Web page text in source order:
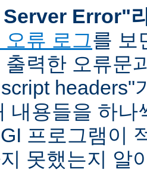
Error"
오류 로그를 보
출력한 오류문
headers"
내용들을 하나
프로그램이
못했는지 알